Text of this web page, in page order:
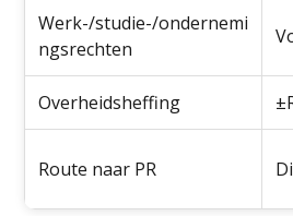
Werk-/studie-/ondernemi
ngsrechten
Overheidsheffing
Route naar PR